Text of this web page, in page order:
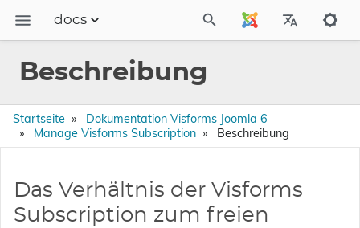
docs
Releases
Beschreibung
Startseite
Dokumentation Visforms Joomla 6
Manage Visforms Subscription
Beschreibung
Das Verhältnis der Visforms
Subscription zum freien